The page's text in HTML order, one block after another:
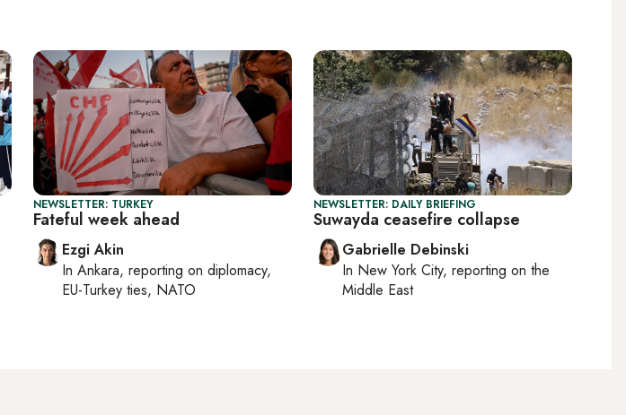
NEWSLETTER: TURKEY
Fateful week ahead
Ezgi Akin
In Ankara, reporting on diplomacy,
EU-Turkey ties, NATO
NEWSLETTER: DAILY BRIEFING
Suwayda ceasefire collapse
Gabrielle Debinski
In New York City, reporting on the
Middle East